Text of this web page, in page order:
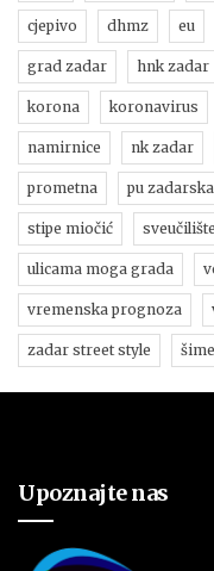
cjepivo dhmz eu
grad zadar hnk zadar
korona koronavirus
namirnice nk zadar
prometna pu zadarska
stipe miočić
ulicama moga grada
vremenska prognoza
zadar street style
Upoznajte nas